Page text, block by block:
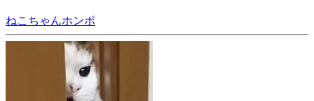
ねこちゃんホンポ